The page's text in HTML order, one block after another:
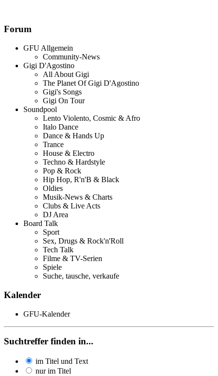
Forum
GFU Allgemein
Community-News
Gigi D'Agostino
All About Gigi
The Planet Of Gigi D'Agostino
Gigi's Songs
Gigi On Tour
Soundpool
Lento Violento, Cosmic & Afro
Italo Dance
Dance & Hands Up
Trance
House & Electro
Techno & Hardstyle
Pop & Rock
Hip Hop, R'n'B & Black
Oldies
Musik-News & Charts
Clubs & Live Acts
DJ Area
Board Talk
Sport
Sex, Drugs & Rock'n'Roll
Tech Talk
Filme & TV-Serien
Spiele
Suche, tausche, verkaufe
Kalender
GFU-Kalender
Suchtreffer finden in...
im Titel und Text
nur im Titel